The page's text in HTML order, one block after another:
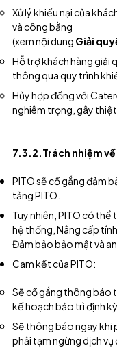
Xử lý khiếu nại của
và công bằng
(xem nội dung Giải
Hỗ trợ khách hàng giải
thông qua quy trình
Hủy hợp đồng với
nghiêm trọng, gây thiệt
7.3.2.Trách nhiệm
PITO sẽ cố gắng đảm
tảng PITO.
Tuy nhiên, PITO có thể
hệ thống, Nâng cấp
Đảm bảo bảo mật và
Cam kết của PITO:
Sẽ cố gắng thông báo
kế hoạch bảo trì định kỳ.
Sẽ thông báo ngay khi
phải tạm ngừng dịch vụ